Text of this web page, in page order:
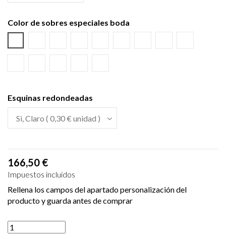
Color de sobres especiales boda
Esquinas redondeadas
166,50 €
Impuestos incluidos
Rellena los campos del apartado personalización del
producto y guarda antes de comprar